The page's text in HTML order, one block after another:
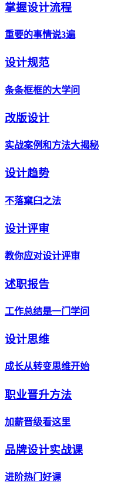
掌握设计流程
重要的事情说3遍
设计规范
条条框框的大学问
改版设计
实战案例和方法大揭秘
设计趋势
不落窠臼之法
设计评审
教你应对设计评审
述职报告
工作总结是一门学问
设计思维
成长从转变思维开始
职业晋升方法
加薪晋级看这里
品牌设计实战课
进阶热门好课